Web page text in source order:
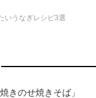
いうなぎレシピ3選
きのせ焼きそば」